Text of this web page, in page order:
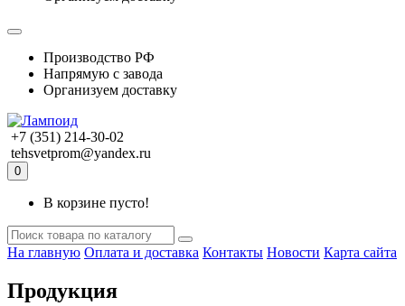
Производство РФ
Напрямую с завода
Организуем доставку
+7 (351) 214-30-02
tehsvetprom@yandex.ru
0
В корзине пусто!
На главную Оплата и доставка Контакты Новости Карта сайта
Продукция